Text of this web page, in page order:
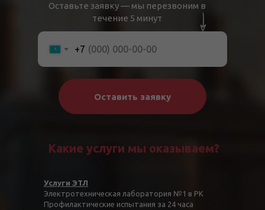
Услуги ЭТЛ
Электротехническая лаборатория №1 в РК
Профилактические испытания за 24 часа
Какие услуги мы оказываем?
+7
Оставить заявку
Оставьте заявку — мы перезвоним в
течение 5 минут